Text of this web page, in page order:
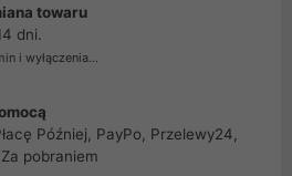
towaru
dni.
i wyłączenia...
Później, PayPo, Przelewy24,
pobraniem